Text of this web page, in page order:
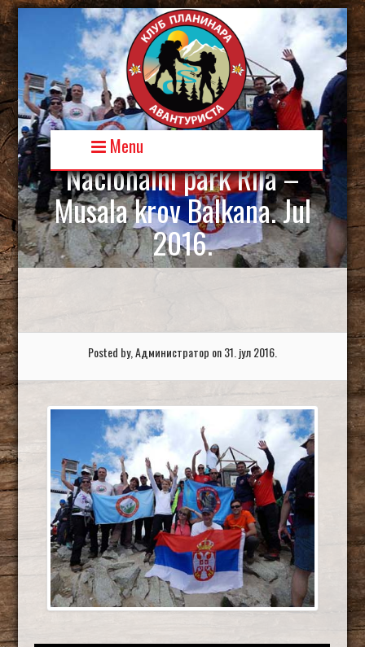
Skip
to
content
Menu
Nacionalni park Rila –
Musala krov Balkana. Jul
2016.
Posted by, Администратор on 31. јул 2016.